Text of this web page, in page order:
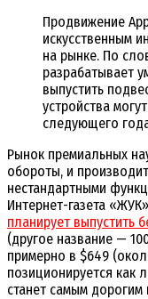
Продвижение
искусственным
на рынке. По
разрабатывает
выпустить
устройства
следующего
Рынок премиальных
обороты, и
нестандартными
Интернет-газета
планирует выпустить
(другое название —
примерно в $649
позиционируется как
станет самым